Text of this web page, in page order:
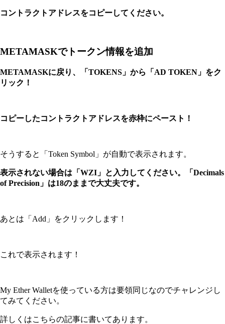
コントラクトアドレスをコピーしてください。
METAMASKでトークン情報を追加
METAMASKに戻り、「TOKENS」から「AD TOKEN」をク
リック！
コピーしたコントラクトアドレスを赤枠にペースト！
そうすると「Token Symbol」が自動で表示されます。
表示されない場合は「WZI」と入力してください。「Decimals
of Precision」は18のままで大丈夫です。
あとは「Add」をクリックします！
これで表示されます！
My Ether Walletを使っている方は要領同じなのでチャレンジし
てみてください。
詳しくはこちらの記事に書いてあります。